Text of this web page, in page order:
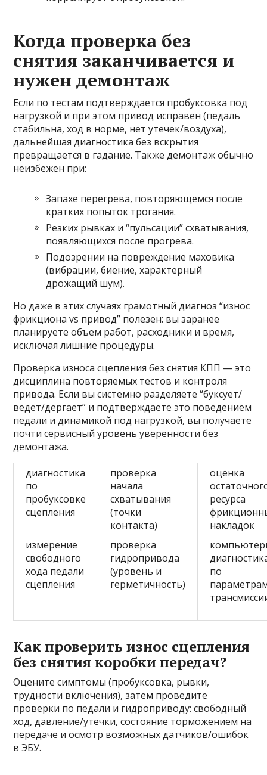
Когда проверка без
снятия заканчивается и
нужен демонтаж
Если по тестам подтверждается пробуксовка под
нагрузкой и при этом привод исправен (педаль
стабильна, ход в норме, нет утечек/воздуха),
дальнейшая диагностика без вскрытия
превращается в гадание. Также демонтаж обычно
неизбежен при:
Запахе перегрева, повторяющемся после
кратких попыток трогания.
Резких рывках и “пульсации” схватывания,
появляющихся после прогрева.
Подозрении на повреждение маховика
(вибрации, биение, характерный
дрожащий шум).
Но даже в этих случаях грамотный диагноз “износ
фрикциона vs привод” полезен: вы заранее
планируете объем работ, расходники и время,
исключая лишние процедуры.
Проверка износа сцепления без снятия КПП — это
дисциплина повторяемых тестов и контроля
привода. Если вы системно разделяете “буксует/
ведет/дергает” и подтверждаете это поведением
педали и динамикой под нагрузкой, вы получаете
почти сервисный уровень уверенности без
демонтажа.
диагностика
по
пробуксовке
сцепления
проверка
начала
схватывания
(точки
контакта)
оценка
ресурса
накладок
измерение
свободного
хода педали
сцепления
проверка
гидропривода
(уровень и
герметичность)
по
Как проверить износ сцепления
без снятия коробки передач?
Оцените симптомы (пробуксовка, рывки,
трудности включения), затем проведите
проверки по педали и гидроприводу: свободный
ход, давление/утечки, состояние торможением на
передаче и осмотр возможных датчиков/ошибок
в ЭБУ.